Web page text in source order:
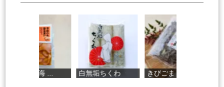
四万十近海 ... 白無垢ちくわ きびごま